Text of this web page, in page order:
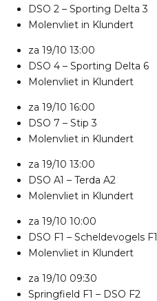
DSO 2 – Sporting Delta 3
Molenvliet in Klundert
za 19/10 13:00
DSO 4 – Sporting Delta 6
Molenvliet in Klundert
za 19/10 16:00
DSO 7 – Stip 3
Molenvliet in Klundert
za 19/10 13:00
DSO A1 – Terda A2
Molenvliet in Klundert
za 19/10 10:00
DSO F1 – Scheldevogels F1
Molenvliet in Klundert
za 19/10 09:30
Springfield F1 – DSO F2